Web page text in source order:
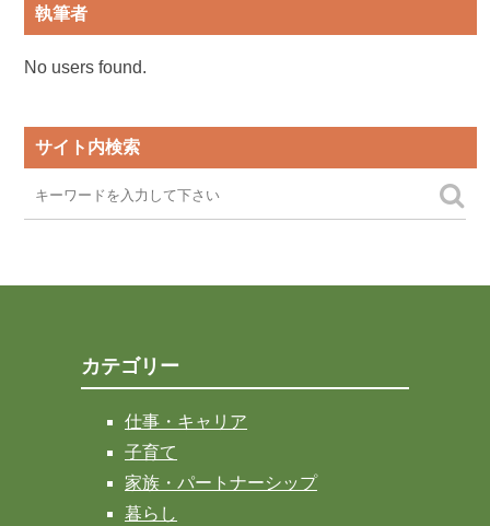
執筆者
No users found.
サイト内検索
カテゴリー
仕事・キャリア
子育て
家族・パートナーシップ
暮らし